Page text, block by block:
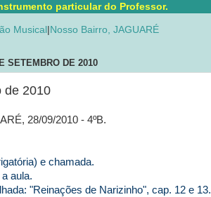
particular do Professor.
Musical Nosso Bairro, JAGUARÉ
SETEMBRO DE 2010
de 2010
28/09/2010 - 4ºB.
e chamada.
aula.
"Reinações de Narizinho", cap. 12 e 13.